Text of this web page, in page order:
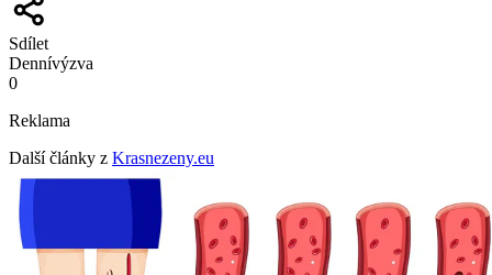
Sdílet
Dennívýzva
0
Reklama
Další články z Krasnezeny.eu